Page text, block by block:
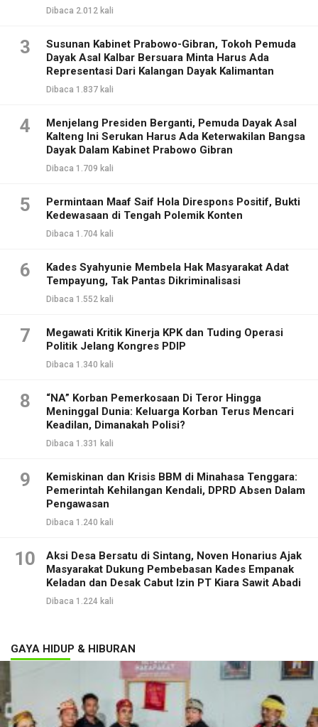
Dibaca 2.012 kali
3
Susunan Kabinet Prabowo-Gibran, Tokoh Pemuda
Dayak Asal Kalbar Bersuara Minta Harus Ada
Representasi Dari Kalangan Dayak Kalimantan
Dibaca 1.837 kali
4
Menjelang Presiden Berganti, Pemuda Dayak Asal
Kalteng Ini Serukan Harus Ada Keterwakilan Bangsa
Dayak Dalam Kabinet Prabowo Gibran
Dibaca 1.709 kali
5
Permintaan Maaf Saif Hola Direspons Positif, Bukti
Kedewasaan di Tengah Polemik Konten
Dibaca 1.704 kali
6
Kades Syahyunie Membela Hak Masyarakat Adat
Tempayung, Tak Pantas Dikriminalisasi
Dibaca 1.552 kali
7
Megawati Kritik Kinerja KPK dan Tuding Operasi
Politik Jelang Kongres PDIP
Dibaca 1.340 kali
8
“NA” Korban Pemerkosaan Di Teror Hingga
Meninggal Dunia: Keluarga Korban Terus Mencari
Keadilan, Dimanakah Polisi?
Dibaca 1.331 kali
9
Kemiskinan dan Krisis BBM di Minahasa Tenggara:
Pemerintah Kehilangan Kendali, DPRD Absen Dalam
Pengawasan
Dibaca 1.240 kali
10
Aksi Desa Bersatu di Sintang, Noven Honarius Ajak
Masyarakat Dukung Pembebasan Kades Empanak
Keladan dan Desak Cabut Izin PT Kiara Sawit Abadi
Dibaca 1.224 kali
GAYA HIDUP & HIBURAN